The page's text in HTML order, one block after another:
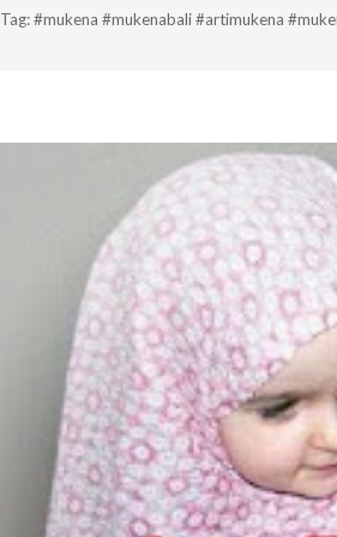
Tag: #mukena #mukenabali #artimukena